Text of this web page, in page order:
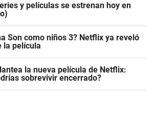
y películas se estrenan hoy en
Son como niños 3? Netflix ya reveló
la película
la nueva película de Netflix:
sobrevivir encerrado?